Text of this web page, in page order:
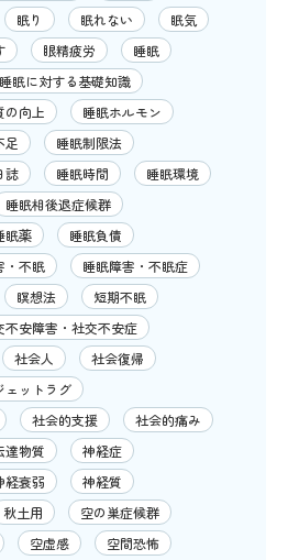
眠り 眠れない
眠気
眼精疲労
睡眠
睡眠に対する基礎知識
の向上
睡眠ホルモン
足
睡眠制限法
誌 睡眠時間
睡眠環境
睡眠相後退症候群
眠薬
睡眠負債
・不眠
睡眠障害・不眠症
瞑想法
短期不眠
不安障害・社交不安症
社会人
社会復帰
ェットラグ
社会的支援
社会的痛み
達物質
神経症
経衰弱
神経質
秋土用
空の巣症候群
空虚感
空間恐怖